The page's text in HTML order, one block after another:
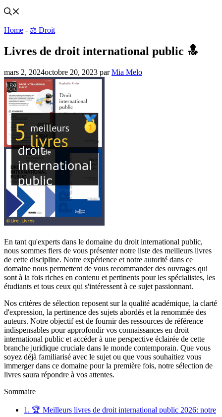
Home - ⚖️ Droit
Livres de droit international public 🔝
mars 2, 2024octobre 20, 2023 parMia Melo
En tant qu'experts dans le domaine du droit international public,
nous sommes fiers de vous présenter notre liste des meilleurs livres
de cette discipline. Notre expérience et notre autorité dans ce
domaine nous permettent de vous recommander des ouvrages qui
sont à la fois riches en contenu et pertinents pour les spécialistes, les
étudiants et tous ceux qui s'intéressent à ce sujet passionnant.
Nos critères de sélection reposent sur la qualité académique, la clarté
d'expression, la pertinence des sujets abordés et la renommée des
auteurs. Notre objectif est de fournir des ressources de référence
indispensables pour approfondir vos connaissances en droit
international public et accéder à une perspective éclairée de cette
branche juridique cruciale dans le monde contemporain. Que vous
soyez déjà familiarisé avec le sujet ou que vous souhaitiez vous
immerger dans ce domaine pour la première fois, notre sélection de
livres saura répondre à vos attentes.
Sommaire
1. 🏆 Meilleurs livres de droit international public 2026: notre